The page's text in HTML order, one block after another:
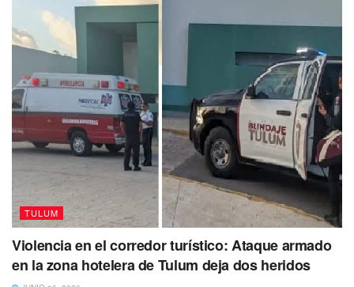
Convocatoria personal medico Tulum
TULUM
Violencia en el corredor turístico: Ataque armado
en la zona hotelera de Tulum deja dos heridos